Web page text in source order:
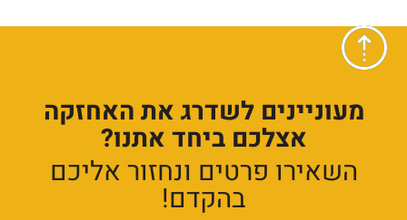
מעוניינים לשדרג את האחזקה
אצלכם ביחד אתנו?
השאירו פרטים ונחזור אליכם
בהקדם!